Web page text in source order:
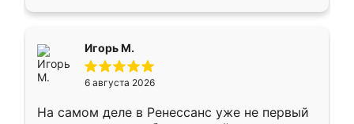
Игорь М.
6 августа 2026
На самом деле в Ренессанс уже не первый